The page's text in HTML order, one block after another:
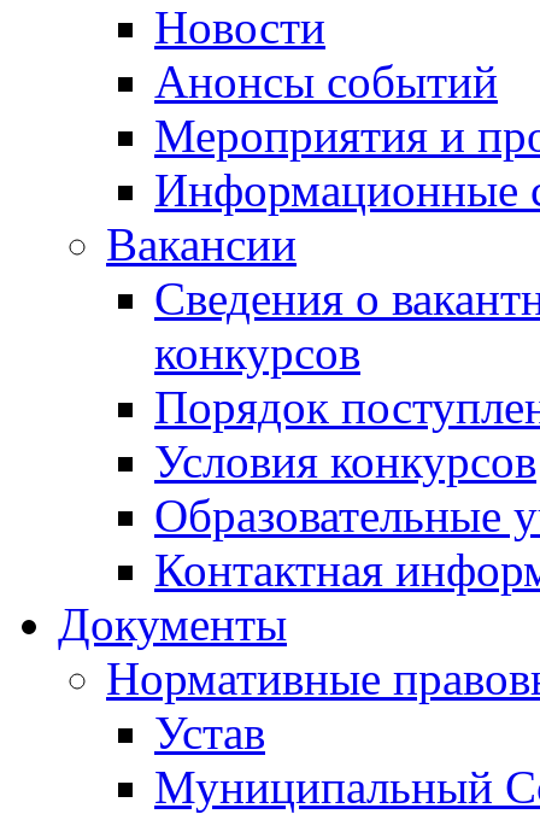
Новости
Анонсы событий
Мероприятия и
Информационные
Вакансии
Сведения о
конкурсов
Порядок
Условия конкурсов
Образовательные
Контактная
Документы
Нормативные
Устав
Муниципальный